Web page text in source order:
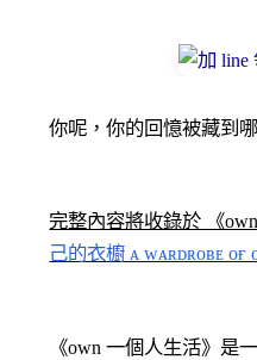
你呢，你的回憶被藏到
完整內容將收錄於 《
己的衣櫥 ᴀ ᴡᴀʀᴅʀᴏʙᴇ ᴏғ
《own 一個人生活》是